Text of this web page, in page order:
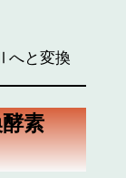
へと変換
素